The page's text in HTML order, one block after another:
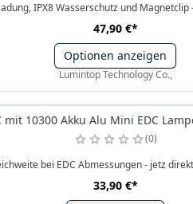
IPX8 Wasserschutz und
47,90 €*
Optionen anzeigen
Lumintop Technology Co.,
mit 10300 Akku Alu Mini EDC
0
bei EDC Abmessungen - jetz
33,90 €*